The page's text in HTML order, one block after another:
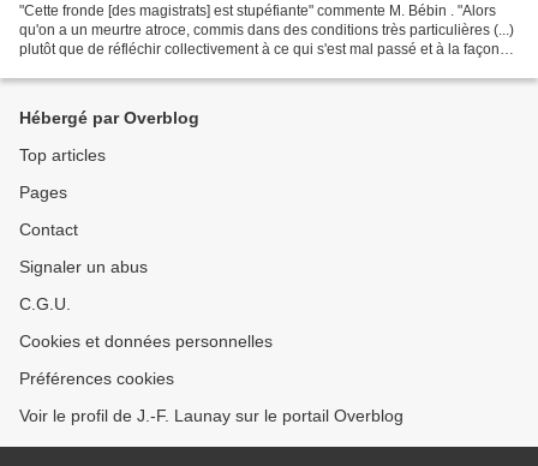
"Cette fronde [des magistrats] est stupéfiante" commente M. Bébin . "Alors
qu'on a un meurtre atroce, commis dans des conditions très particulières (...)
plutôt que de réfléchir collectivement à ce qui s'est mal passé et à la façon
Hébergé par Overblog
Top articles
Pages
Contact
Signaler un abus
C.G.U.
Cookies et données personnelles
Préférences cookies
Voir le profil de J.-F. Launay sur le portail Overblog